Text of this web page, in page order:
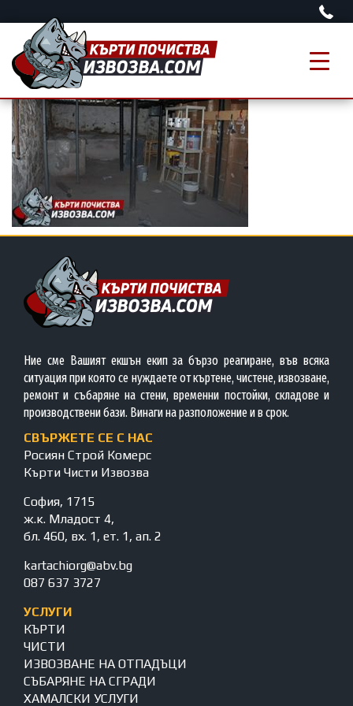
Ние сме Вашият екшън екип за бързо реагиране, във всяка
ситуация при която се нуждаете от къртене, чистене, извозване,
ремонт и събаряне на стени, временни постойки, складове и
производствени бази. Винаги на разположение и в срок.
СВЪРЖЕТЕ СЕ С НАС
Росиян Строй Комерс
Кърти Чисти Извозва
София, 1715
ж.к. Младост 4,
бл. 460, вх. 1, ет. 1, ап. 2
kartachiorg@abv.bg
087 637 3727
УСЛУГИ
КЪРТИ
ЧИСТИ
ИЗВОЗВАНЕ НА ОТПАДЪЦИ
СЪБАРЯНЕ НА СГРАДИ
ХАМАЛСКИ УСЛУГИ